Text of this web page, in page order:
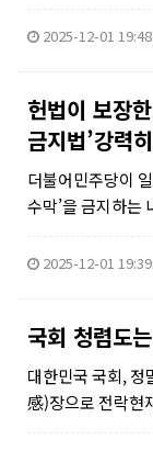
해외 투자 달러를
2025-12-01
헌법이 보장
금지법’강력
더불어민주당이
수막’을 금지하는
대상에서 제외하
2025-12-01
국회 청렴도
대한민국 국회,
感)장으로 전락현